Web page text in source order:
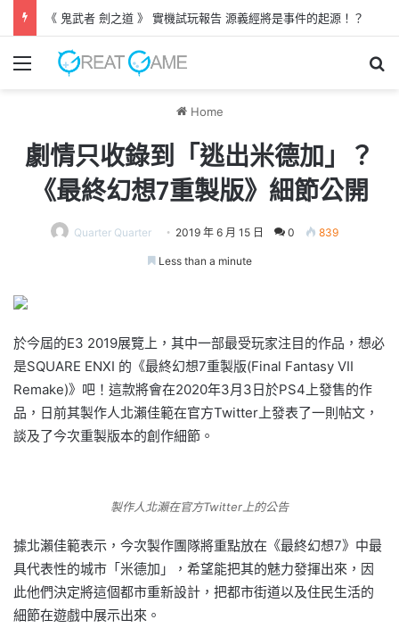
《 鬼武者 劍之道 》 實機試玩報告 源義經將是事件的起源！？
Menu
Home
劇情只收錄到「逃出米德加」？
《最終幻想7重製版》細節公開
Quarter Quarter 2019 年 6 月 15 日 0 839
Less than a minute
於今屆的E3 2019展覽上，其中一部最受玩家注目的作品，想必
是SQUARE ENXI 的《最終幻想7重製版(Final Fantasy VII
Remake)》吧！這款將會在2020年3月3日於PS4上發售的作
品，日前其製作人北瀨佳範在官方Twitter上發表了一則帖文，
談及了今次重製版本的創作細節。
製作人北瀨在官方Twitter上的公告
據北瀨佳範表示，今次製作團隊將重點放在《最終幻想7》中最
具代表性的城市「米德加」，希望能把其的魅力發揮出來，因
此他們決定將這個都市重新設計，把都市街道以及住民生活的
細節在遊戲中展示出來。